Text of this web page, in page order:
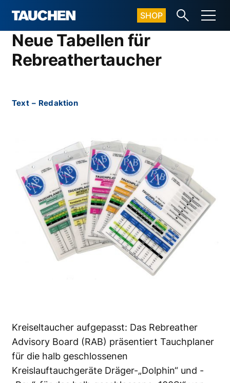
SHOP
Neue Tabellen für
Rebreathertaucher
Text – Redaktion
Kreiseltaucher aufgepasst: Das Rebreather
Advisory Board (RAB) präsentiert Tauchplaner
für die halb geschlossenen
Kreislauftauchgeräte Dräger-„Dolphin“ und -